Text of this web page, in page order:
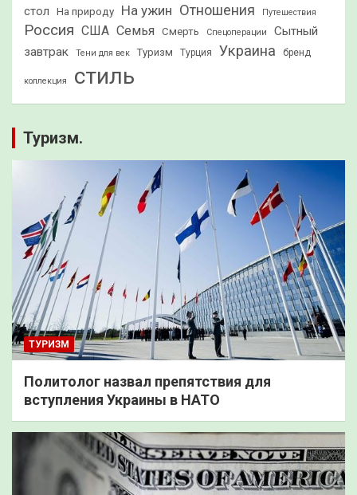
стол
На природу На ужин Отношения Путешествия
Россия США Семья Смерть Спецоперации
Сытный
завтрак
Тени для век Туризм Турция Украина бренд
коллекция стиль
Туризм.
ТУРИЗМ
Политолог назвал препятствия для
вступления Украины в НАТО